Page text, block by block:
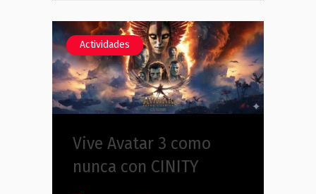
Actividades
Vive Avatar 3 como
nunca con CINITY